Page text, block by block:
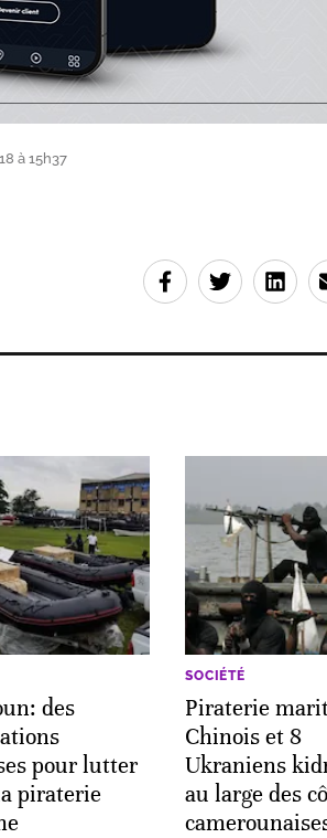
à 15h37
des
pour lutter
piraterie
SOCIÉTÉ
Piraterie
Chinois et 8
Ukraniens
au large des